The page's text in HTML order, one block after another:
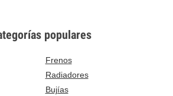
populares
Frenos
Radiadores
Bujías